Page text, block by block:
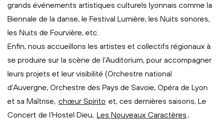
grands événements artistiques culturels lyonnais comme la
Biennale de la danse, le Festival Lumière, les Nuits sonores,
les Nuits de Fourvière, etc.
Enfin, nous accueillons les artistes et collectifs régionaux à
se produire sur la scène de l’Auditorium, pour accompagner
leurs projets et leur visibilité (Orchestre national
d’Auvergne, Orchestre des Pays de Savoie, Opéra de Lyon
et sa Maîtrise, chœur Spirito et, ces dernières saisons, Le
Concert de l’Hostel Dieu, Les Nouveaux Caractères ,